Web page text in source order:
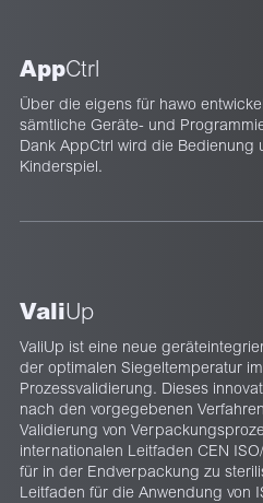
AppCtrl
Über die eigens für hawo
sämtliche Geräte- und
Dank AppCtrl wird die Bedienung
Kinderspiel.
ValiUp
ValiUp ist eine neue
der optimalen Siegeltemperatur
Prozessvalidierung. Dieses
nach den vorgegebenen
Validierung von
internationalen Leitfaden CEN
für in der Endverpackung zu
Leitfaden für die Anwendung von